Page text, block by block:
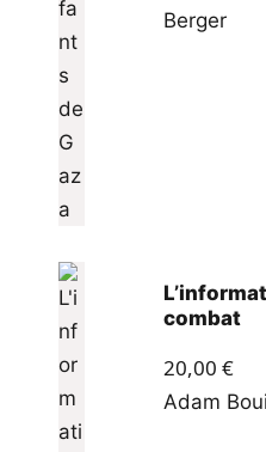
Berger
combat
20,00 €
Adam